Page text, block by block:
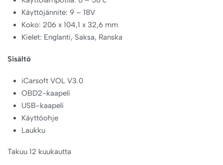
Käyttöjännite: 9 – 18V
Koko: 206 x 104,1 x 32,6 mm
Kielet: Englanti, Saksa, Ranska
Sisältö
iCarsoft VOL V3.0
OBD2-kaapeli
USB-kaapeli
Käyttöohje
Laukku
Takuu 12 kuukautta